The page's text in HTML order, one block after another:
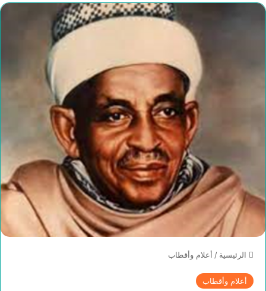
الرئيسية / أعلام وأقطاب
أعلام وأقطاب